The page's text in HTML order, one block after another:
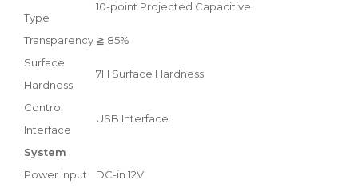
Type
10-point Projected Capacitive
Transparency ≧ 85%
Surface
Hardness
7H Surface Hardness
Control
Interface
USB Interface
System
Power Input
DC-in 12V